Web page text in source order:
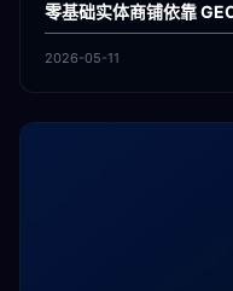
零基础实体商铺依靠
2026-05-11